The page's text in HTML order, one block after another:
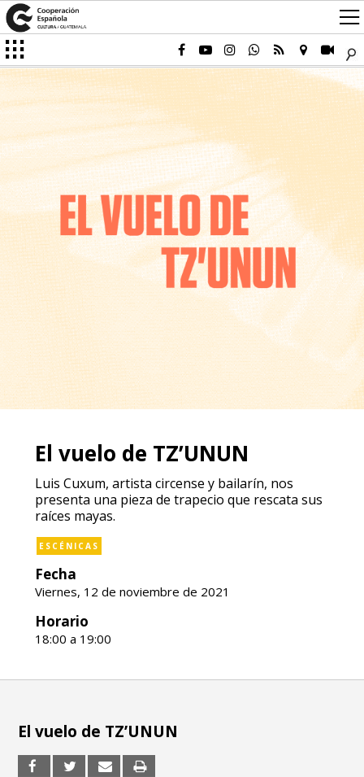
El vuelo de TZ’UNUN
Luis Cuxum, artista circense y bailarín, nos
presenta una pieza de trapecio que rescata sus
raíces mayas.
ESCÉNICAS
Fecha
Viernes, 12 de noviembre de 2021
Horario
18:00 a 19:00
El vuelo de TZ’UNUN